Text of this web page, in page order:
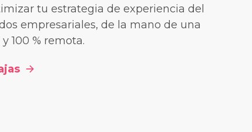
tu estrategia de experiencia del
empresariales, de la mano de una
100 % remota.